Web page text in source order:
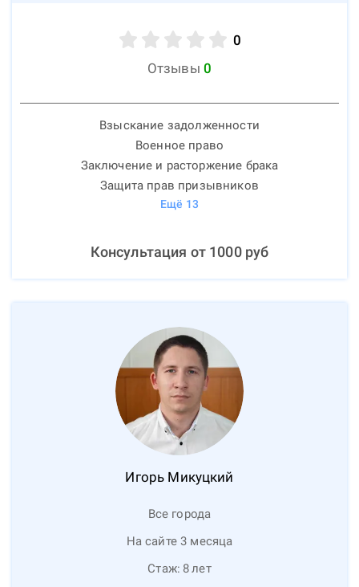
0
Отзывы 0
Взыскание задолженности
Военное право
Заключение и расторжение брака
Защита прав призывников
Ещё 13
Консультация от 1000руб
Игорь Микуцкий
Все города
На сайте 3 месяца
Стаж: 8лет